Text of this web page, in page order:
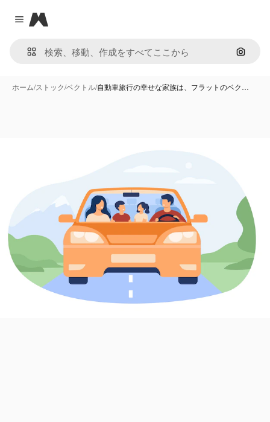
Close menu
Magnific
画像で
ホーム/ストック/ベクトル/自動車旅行の幸せな家族は、フラットのベク…